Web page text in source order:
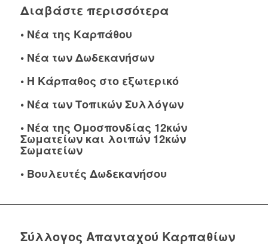
Διαβάστε περισσότερα
• Νέα της Καρπάθου
• Νέα των Δωδεκανήσων
• Η Κάρπαθος στο εξωτερικό
• Νέα των Τοπικών Συλλόγων
• Νέα της Ομοσπονδίας 12κών
Σωματείων και λοιπών 12κών
Σωματείων
• Βουλευτές Δωδεκανήσου
Σύλλογος Απανταχού Καρπαθίων